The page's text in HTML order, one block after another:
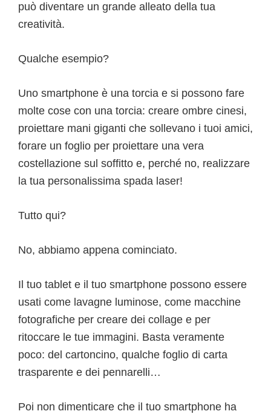
può diventare un grande alleato della tua
creatività.
Qualche esempio?
Uno smartphone è una torcia e si possono fare
molte cose con una torcia: creare ombre cinesi,
proiettare mani giganti che sollevano i tuoi amici,
forare un foglio per proiettare una vera
costellazione sul soffitto e, perché no, realizzare
la tua personalissima spada laser!
Tutto qui?
No, abbiamo appena cominciato.
Il tuo tablet e il tuo smartphone possono essere
usati come lavagne luminose, come macchine
fotografiche per creare dei collage e per
ritoccare le tue immagini. Basta veramente
poco: del cartoncino, qualche foglio di carta
trasparente e dei pennarelli…
Poi non dimenticare che il tuo smartphone ha